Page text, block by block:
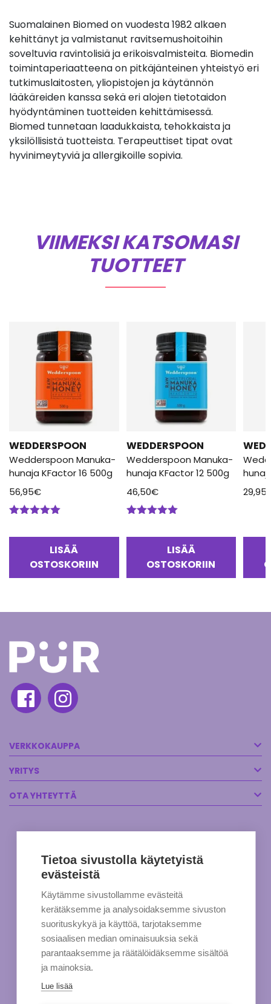
Suomalainen Biomed on vuodesta 1982 alkaen
kehittänyt ja valmistanut ravitsemushoitoihin
soveltuvia ravintolisiä ja erikoisvalmisteita. Biomedin
toimintaperiaatteena on pitkäjänteinen yhteistyö eri
tutkimuslaitosten, yliopistojen ja käytännön
lääkäreiden kanssa sekä eri alojen tietotaidon
hyödyntäminen tuotteiden kehittämisessä.
Biomed tunnetaan laadukkaista, tehokkaista ja
yksilöllisistä tuotteista. Terapeuttiset tipat ovat
hyvinimeytyviä ja allergikoille sopivia.
VIIMEKSI KATSOMASI
TUOTTEET
WEDDERSPOON
Wedderspoon Manuka-
hunaja KFactor 16 500g
56,95€
LISÄÄ
OSTOSKORIIN
WEDDERSPOON
Wedderspoon Manuka-
hunaja KFactor 12 500g
46,50€
LISÄÄ
OSTOSKORIIN
29,95
VERKKOKAUPPA
YRITYS
OTA YHTEYTTÄ
Tietoa sivustolla käytetyistä
evästeistä
Käytämme sivustollamme evästeitä
kerätäksemme ja analysoidaksemme sivuston
suorituskykyä ja käyttöä, tarjotaksemme
sosiaalisen median ominaisuuksia sekä
parantaaksemme ja räätälöidäksemme sisältöä
ja mainoksia.
Lue lisää